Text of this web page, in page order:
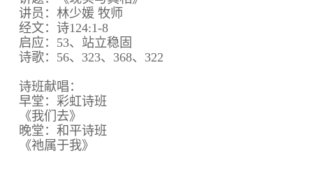
讲员：林少媛 牧师
经文：诗124:1-8
启应：53、站立稳固
诗歌：56、323、368、322
诗班献唱：
早堂：彩虹诗班
《我们去》
晚堂：和平诗班
《祂属于我》